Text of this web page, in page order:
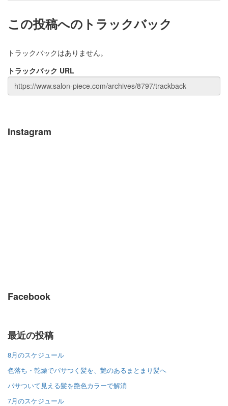
この投稿へのトラックバック
トラックバックはありません。
トラックバック URL
Instagram
Facebook
最近の投稿
8月のスケジュール
色落ち・乾燥でパサつく髪を、艶のあるまとまり髪へ
パサついて見える髪を艶色カラーで解消
7月のスケジュール